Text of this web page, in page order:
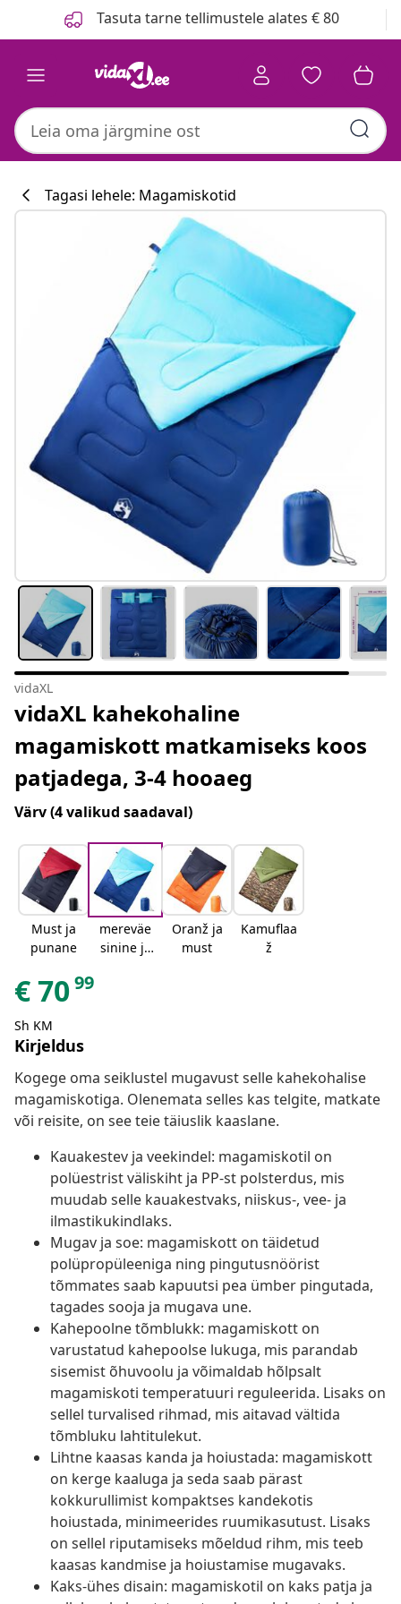
Tasuta tarne tellimustele alates € 80
#sharemevidaxl
Tagasi lehele: Magamiskotid
vidaXL
vidaXL kahekohaline
magamiskott matkamiseks koos
patjadega, 3-4 hooaeg
Värv(4 valikud saadaval)
Must ja
punane
mereväe
sinine ja
Oranž ja
must
Kamuflaa
ž
€7099
Sh KM
Kirjeldus
Kogege oma seiklustel mugavust selle kahekohalise
magamiskotiga. Olenemata selles kas telgite, matkate
või reisite, on see teie täiuslik kaaslane.
Kauakestev ja veekindel: magamiskotil on
polüestrist väliskiht ja PP-st polsterdus, mis
muudab selle kauakestvaks, niiskus-, vee- ja
ilmastikukindlaks.
Mugav ja soe: magamiskott on täidetud
polüpropüleeniga ning pingutusnöörist
tõmmates saab kapuutsi pea ümber pingutada,
tagades sooja ja mugava une.
Kahepoolne tõmblukk: magamiskott on
varustatud kahepoolse lukuga, mis parandab
sisemist õhuvoolu ja võimaldab hõlpsalt
magamiskoti temperatuuri reguleerida. Lisaks on
sellel turvalised rihmad, mis aitavad vältida
tõmbluku lahtitulekut.
Lihtne kaasas kanda ja hoiustada: magamiskott
on kerge kaaluga ja seda saab pärast
kokkurullimist kompaktses kandekotis
hoiustada, minimeerides ruumikasutust. Lisaks
on sellel riputamiseks mõeldud rihm, mis teeb
kaasas kandmise ja hoiustamise mugavaks.
Kaks-ühes disain: magamiskotil on kaks patja ja